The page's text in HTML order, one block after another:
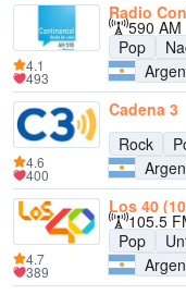
Radio
590 AM
Pop
4.1
493
Cadena 3
Rock
4.6
400
Los 40
105.5
Pop
4.7
389